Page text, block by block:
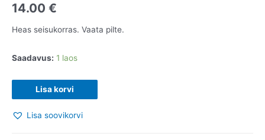
14.00 €
Heas seisukorras. Vaata pilte.
Saadavus: 1 laos
RETSEPTISAHTEL
KÄSITÖÖKAPIS.
RAGNE
Lisa korvi
Lisa soovikorvi